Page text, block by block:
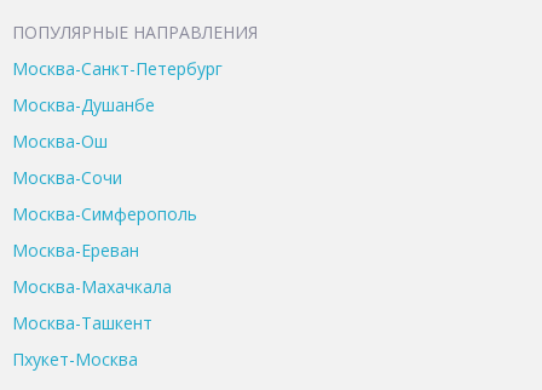
ПОПУЛЯРНЫЕ НАПРАВЛЕНИЯ
Москва-Санкт-Петербург
Москва-Душанбе
Москва-Ош
Москва-Сочи
Москва-Симферополь
Москва-Ереван
Москва-Махачкала
Москва-Ташкент
Пхукет-Москва